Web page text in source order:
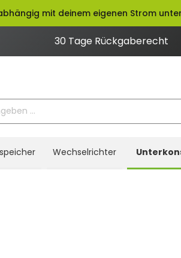
mit deinem eigenen Strom
30 Tage Rückgaberecht
Wechselrichter